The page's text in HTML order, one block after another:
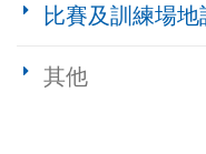
比賽及訓練場地
其他